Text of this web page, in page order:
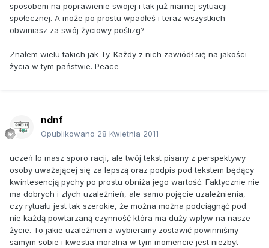
sposobem na poprawienie swojej i tak już marnej sytuacji
społecznej. A może po prostu wpadłeś i teraz wszystkich
obwiniasz za swój życiowy poślizg?
Znałem wielu takich jak Ty. Każdy z nich zawiódł się na jakości
życia w tym państwie. Peace
ndnf
Opublikowano 28 Kwietnia 2011
uczeń lo masz sporo racji, ale twój tekst pisany z perspektywy
osoby uważającej się za lepszą oraz podpis pod tekstem będący
kwintesencją pychy po prostu obniża jego wartość. Faktycznie nie
ma dobrych i złych uzależnień, ale samo pojęcie uzależnienia,
czy rytuału jest tak szerokie, że można można podciągnąć pod
nie każdą powtarzaną czynność która ma duży wpływ na nasze
życie. To jakie uzależnienia wybieramy zostawić powinniśmy
samym sobie i kwestia moralna w tym momencie jest niezbyt